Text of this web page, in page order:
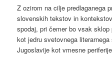
Z ozirom na cilje predlaganega
slovenskih tekstov in
spodaj, pri čemer bo vsak
kot jedru svetovnega
Jugoslavije kot vmesne